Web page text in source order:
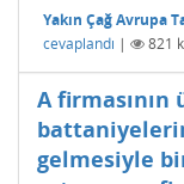
Yakın Çağ Avrupa
cevaplandı | 821
A firmasının
gelmesiyle